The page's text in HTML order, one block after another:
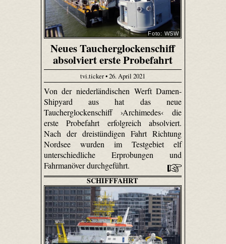
Foto: WSW
Neues Taucherglockenschiff
absolviert erste Probefahrt
tvi.ticker • 26. April 2021
Von der niederländischen Werft Damen-
Shipyard aus hat das neue
Taucherglockenschiff ›Archimedes‹ die
erste Probefahrt erfolgreich absolviert.
Nach der dreistündigen Fahrt Richtung
Nordsee wurden im Testgebiet elf
unterschiedliche Erprobungen und
Fahrmanöver durchgeführt.
SCHIFFFAHRT